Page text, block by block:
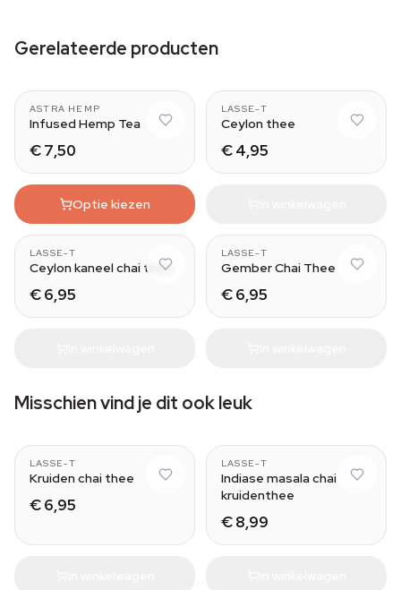
Gerelateerde producten
ASTRA HEMP
Infused Hemp Tea
€ 7,50
Optie kiezen
LASSE-T
Ceylon thee
€ 4,95
LASSE-T
Ceylon kaneel chai thee
€ 6,95
LASSE-T
Gember Chai Thee
€ 6,95
Misschien vind je dit ook leuk
LASSE-T
Kruiden chai thee
€ 6,95
LASSE-T
Indiase masala chai
kruidenthee
€ 8,99